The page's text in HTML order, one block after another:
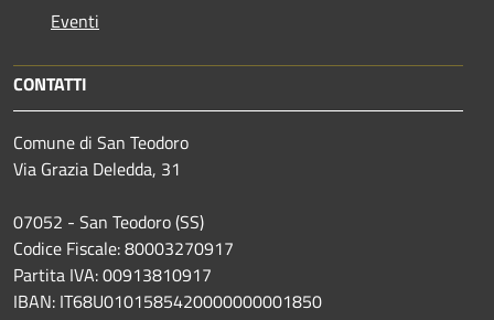
Eventi
CONTATTI
Comune di San Teodoro
Via Grazia Deledda, 31
07052 - San Teodoro (SS)
Codice Fiscale: 80003270917
Partita IVA: 00913810917
IBAN: IT68U0101585420000000001850